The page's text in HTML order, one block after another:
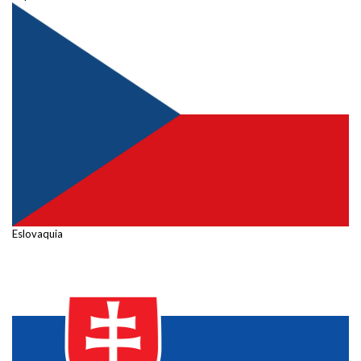
Eslovaquia